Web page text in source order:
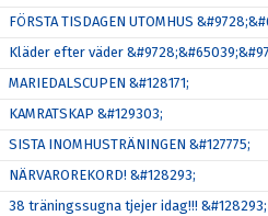
FÖRSTA TISDAGEN UTOMHUS
Kläder efter väder
MARIEDALSCUPEN &#128171;
KAMRATSKAP &#129303;
SISTA INOMHUSTRÄNINGEN &#127775;
NÄRVAROREKORD! &#128293;
38 träningssugna tjejer idag!!! &#128293;